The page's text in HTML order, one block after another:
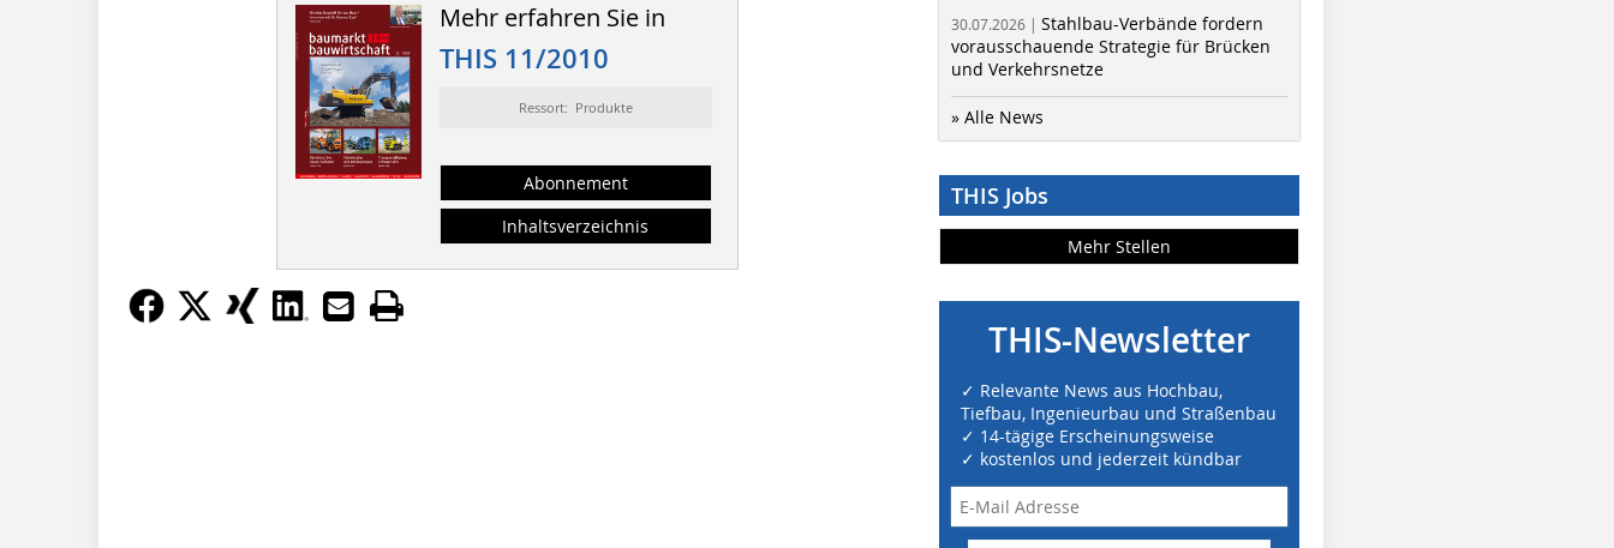
Mehr erfahren Sie in
THIS 11/2010
Ressort: Produkte
Abonnement
Inhaltsverzeichnis
30.07.2026 | Stahlbau-Verbände fordern
vorausschauende Strategie für Brücken
und Verkehrsnetze
» Alle News
THIS Jobs
Mehr Stellen
THIS-Newsletter
✓ Relevante News aus Hochbau,
Tiefbau, Ingenieurbau und Straßenbau
✓ 14-tägige Erscheinungsweise
✓ kostenlos und jederzeit kündbar